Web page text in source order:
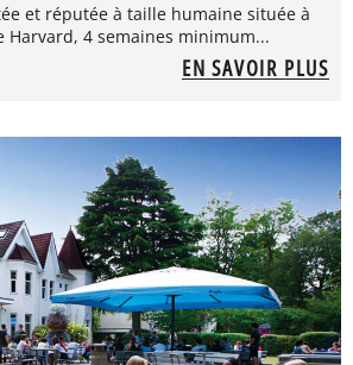
et réputée à taille humaine située à
Harvard, 4 semaines minimum...
EN SAVOIR PLUS